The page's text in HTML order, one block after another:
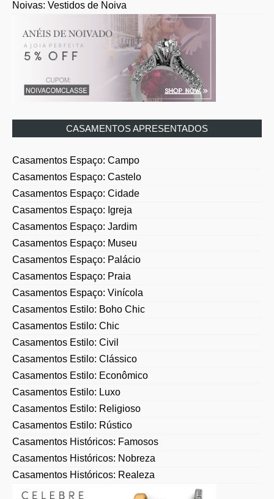
Casamentos Espaço: Castelo
Casamentos Espaço: Cidade
Casamentos Espaço: Igreja
Casamentos Espaço: Jardim
Casamentos Espaço: Museu
Casamentos Espaço: Palácio
Casamentos Espaço: Praia
Casamentos Espaço: Vinícola
Casamentos Estilo: Boho Chic
Casamentos Estilo: Chic
Casamentos Estilo: Civil
Casamentos Estilo: Clássico
Casamentos Estilo: Econômico
Casamentos Estilo: Luxo
Casamentos Estilo: Religioso
Casamentos Estilo: Rústico
Casamentos Históricos: Famosos
Casamentos Históricos: Nobreza
Casamentos Históricos: Realeza